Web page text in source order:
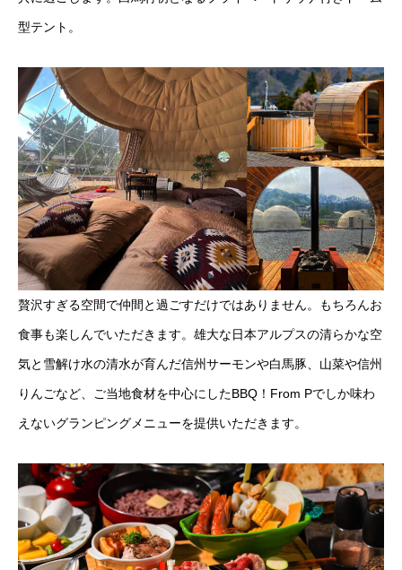
型テント。
贅沢すぎる空間で仲間と過ごすだけではありません。もちろんお
食事も楽しんでいただきます。雄大な日本アルプスの清らかな空
気と雪解け水の清水が育んだ信州サーモンや白馬豚、山菜や信州
りんごなど、ご当地食材を中心にしたBBQ！From Pでしか味わ
えないグランピングメニューを提供いただきます。